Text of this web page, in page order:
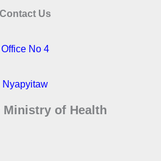
Contact Us
Office No 4
Nyapyitaw
Ministry of Health